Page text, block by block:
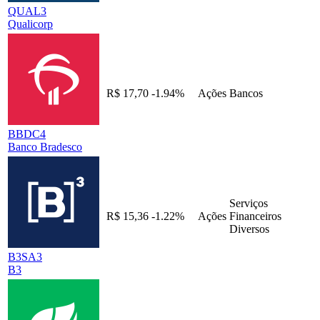
QUAL3
Qualicorp
BBDC4
Banco Bradesco
R$ 17,70 -1.94% Ações Bancos
B3SA3
B3
R$ 15,36 -1.22% Ações
Serviços
Financeiros
Diversos